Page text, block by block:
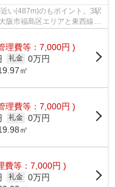
い(487m)のもポイント。3駅
阪市福島区エリアと東西線海
理費等：7,000円 )
礼金 0万円
㎡
理費等：7,000円 )
礼金 0万円
㎡
費等：7,000円 )
礼金 0万円